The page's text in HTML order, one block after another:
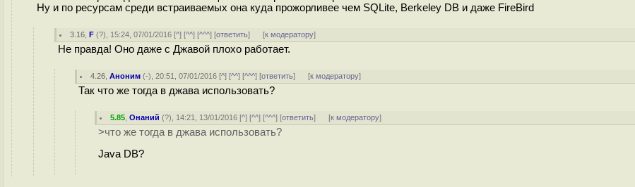
Ну и по ресурсам среди встраиваемых она куда прожорливее чем SQLite, Berkeley DB и даже FireBird
3.16 ,F (?), 15:24, 07/01/2016 [^] [^^] [^^^] [ответить] [к модератору]
Не правда! Оно даже с Джавой плохо работает.
4.26 ,Аноним (-), 20:51, 07/01/2016 [^] [^^] [^^^] [ответить] [к модератору]
Так что же тогда в джава использовать?
5.85 ,Онаний (?), 14:21, 13/01/2016 [^] [^^] [^^^] [ответить] [к модератору]
>что же тогда в джава использовать?
Java DB?